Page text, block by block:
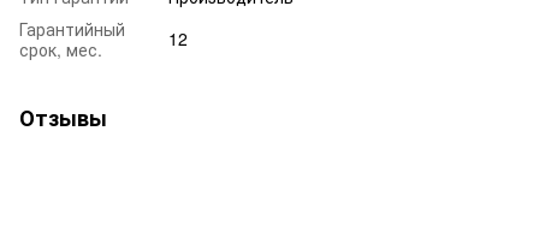
Гарантийный
срок, мес.
12
Отзывы